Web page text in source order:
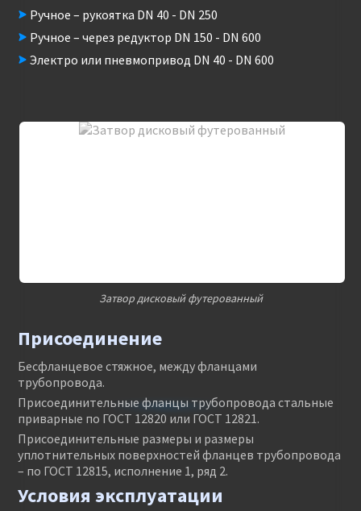
Ручное – рукоятка DN 40 - DN 250
Ручное – через редуктор DN 150 - DN 600
Электро или пневмопривод DN 40 - DN 600
Затвор дисковый футерованный
Присоединение
Бесфланцевое стяжное, между фланцами
трубопровода.
Присоединительные фланцы трубопровода стальные
приварные по ГОСТ 12820 или ГОСТ 12821.
Присоединительные размеры и размеры
уплотнительных поверхностей фланцев трубопровода
– по ГОСТ 12815, исполнение 1, ряд 2.
Условия эксплуатации